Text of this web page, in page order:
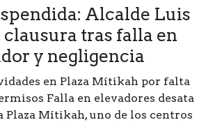
Alcalde Luis
clausura tras falla en
y negligencia
en Plaza Mítikah por falta
Falla en elevadores desata
Plaza Mítikah, uno de los centros